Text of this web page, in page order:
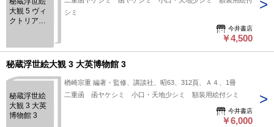
大観 5 ヴィ
クトリア・
シミ
今井書店
￥4,500
秘蔵浮世絵大観 3 大英博物館 3
秘蔵浮世絵
大観 3 大英
博物館 3
楢崎宗重 編著・監修、講談社、昭63、312頁、Ａ４、1冊
二重函 函ヤケシミ 小口・天地少シミ 額装用絵付シミ
今井書店
￥6,000